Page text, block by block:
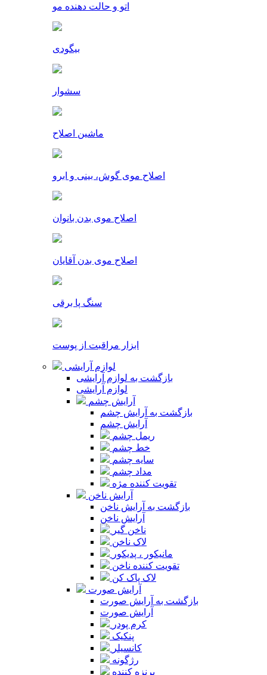
اتو و حالت دهنده مو
بیگودی
سشوار
ماشین اصلاح
اصلاح موی گوش، بینی و ابرو
اصلاح موی بدن بانوان
اصلاح موی بدن آقایان
سنگ پا برقی
ابزار مراقبت از پوست
لوازم آرایشی
بازگشت به لوازم آرایشی
لوازم آرایشی
آرایش چشم
بازگشت به آرایش چشم
آرایش چشم
ریمل چشم
خط چشم
سایه چشم
مداد چشم
تقویت کننده مژه
آرایش ناخن
بازگشت به آرایش ناخن
آرایش ناخن
ناخن گیر
لاک ناخن
مانیکور ، پدیکور
تقویت کننده ناخن
لاک پاک کن
آرایش صورت
بازگشت به آرایش صورت
آرایش صورت
کرم پودر
پنکیک
کانسیلر
رژگونه
برنزه کننده